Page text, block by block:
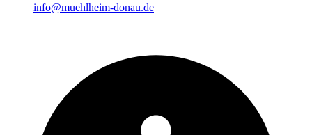
info@muehlheim-donau.de